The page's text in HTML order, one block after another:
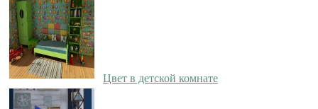
Цвет в детской комнате